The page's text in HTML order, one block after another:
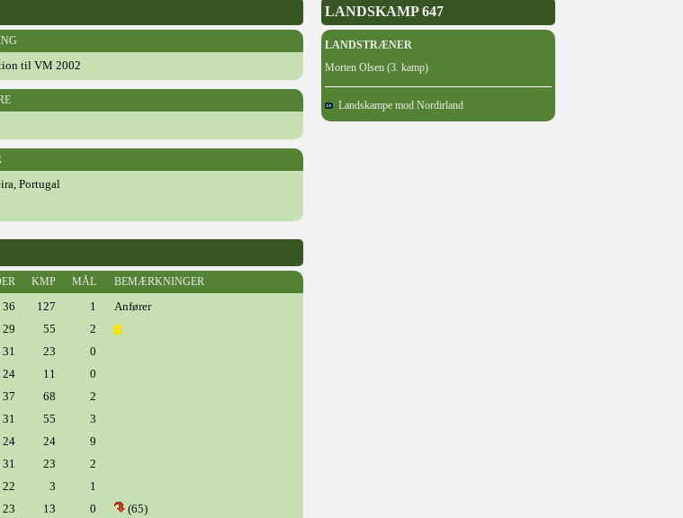
til VM 2002
Portugal
KMP MÅL BEMÆRKNINGER
36 127 1
Anfører
29 55
2
31 23
0
24 11
0
37 68
2
31 55
3
24 24
9
31 23
2
22 3
1
23 13 0 (65)
LANDSKAMP 647
LANDSTRÆNER
Morten Olsen (3. kamp)
Landskampe mod Nordirland